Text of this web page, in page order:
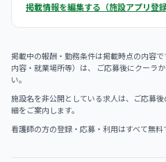
掲載情報を編集する（施設アプリ登録
掲載中の報酬・勤務条件は掲載時点の内容
内容・就業場所等）は、 ご応募後にクーラ
い。
施設名を非公開としている求人は、ご応募
細をご案内します。
看護師の方の登録・応募・利用はすべて無料